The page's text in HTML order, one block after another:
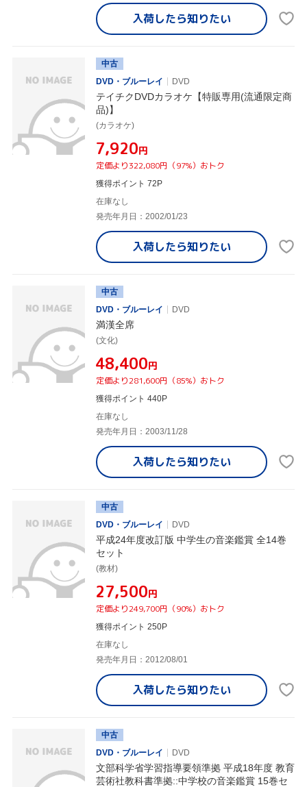
入荷したら知りたい
中古
DVD・ブルーレイ
DVD
テイチクDVDカラオケ【特販専用(流通限定商
品)】
(カラオケ)
¥7,920円
定価より322,080円（97%）おトク
獲得ポイント 72P
在庫なし
発売年月日：2002/01/23
入荷したら知りたい
中古
DVD・ブルーレイ
DVD
満漢全席
(文化)
¥48,400円
定価より281,600円（85%）おトク
獲得ポイント 440P
在庫なし
発売年月日：2003/11/28
入荷したら知りたい
中古
DVD・ブルーレイ
DVD
平成24年度改訂版 中学生の音楽鑑賞 全14巻
セット
(教材)
¥27,500円
定価より249,700円（90%）おトク
獲得ポイント 250P
在庫なし
発売年月日：2012/08/01
入荷したら知りたい
中古
DVD・ブルーレイ
DVD
文部科学省学習指導要領準拠 平成18年度 教育
芸術社教科書準拠::中学校の音楽鑑賞 15巻セ